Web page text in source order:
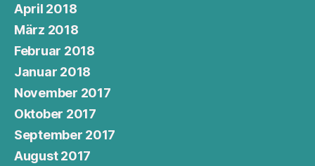
April 2018
März 2018
Februar 2018
Januar 2018
November 2017
Oktober 2017
September 2017
August 2017